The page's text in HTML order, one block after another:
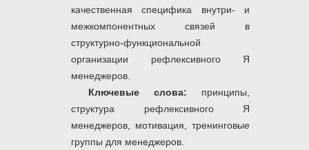
качественная специфика внутри- и
межкомпонентных связей в
структурно-функциональной
организации рефлексивного Я
менеджеров.
Ключевые слова: принципы,
структура рефлексивного Я
менеджеров, мотивация, тренинговые
группы для менеджеров.